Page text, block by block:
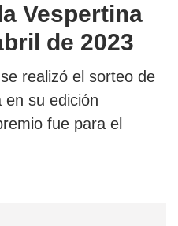
Vespertina
de 2023
realizó el sorteo de
en su edición
fue para el